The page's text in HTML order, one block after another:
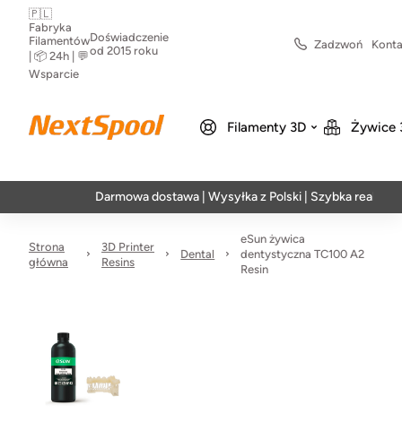
🇵🇱
Fabryka
Filamentów
| 📦 24h | 💬
Wsparcie
Doświadczenie
od 2015 roku
Zadzwoń
Filamenty 3D Żywice
Darmowa dostawa | Wysyłka z Polski | Szybka realizacja w
Strona
główna
3D Printer
Resins
Dental
eSun żywica
dentystyczna TC100 A2
Resin